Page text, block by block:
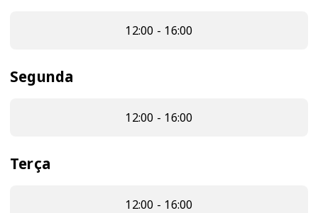
12:00 - 16:00
Segunda
12:00 - 16:00
Terça
12:00 - 16:00